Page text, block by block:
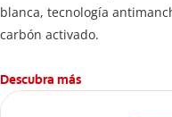
blanca, tecnología
carbón activado.
Descubra más